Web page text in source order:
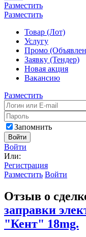
Разместить
Разместить
Товар (Лот)
Услугу
Промо
Заявку (Тендер)
Новая акция
Вакансию
Разместить
Запомнить
Войти
Войти
Или:
Регистрация
Разместить Войти
Отзыв о
заправки
"Кент" 18mg.